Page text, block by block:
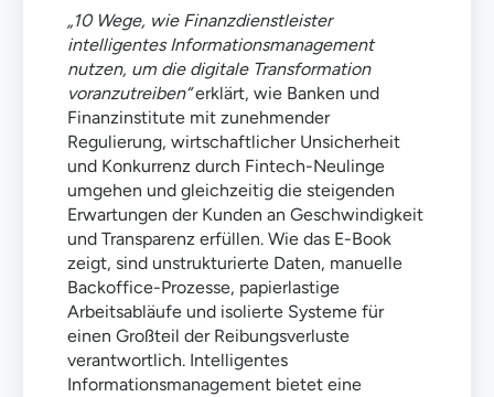
„10 Wege, wie Finanzdienstleister
intelligentes Informationsmanagement
nutzen, um die digitale Transformation
voranzutreiben“erklärt, wie Banken und
Finanzinstitute mit zunehmender
Regulierung, wirtschaftlicher Unsicherheit
und Konkurrenz durch Fintech-Neulinge
umgehen und gleichzeitig die steigenden
Erwartungen der Kunden an Geschwindigkeit
und Transparenz erfüllen. Wie das E-Book
zeigt, sind unstrukturierte Daten, manuelle
Backoffice-Prozesse, papierlastige
Arbeitsabläufe und isolierte Systeme für
einen Großteil der Reibungsverluste
verantwortlich. Intelligentes
Informationsmanagement bietet eine